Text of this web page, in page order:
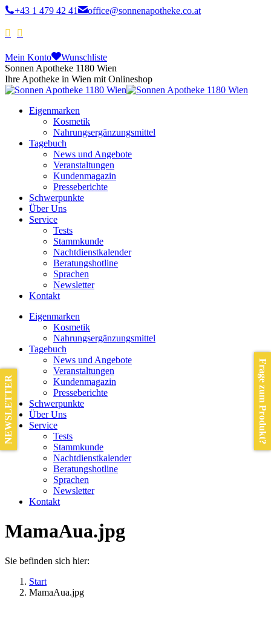
+43 1 479 42 41 office@sonnenapotheke.co.at
Mein Konto
Wunschliste
Sonnen Apotheke 1180 Wien
Ihre Apotheke in Wien mit Onlineshop
Eigenmarken
Kosmetik
Nahrungsergänzungsmittel
Tagebuch
News und Angebote
Veranstaltungen
Kundenmagazin
Presseberichte
Schwerpunkte
Über Uns
Service
Tests
Stammkunde
Nachtdienstkalender
Beratungshotline
Sprachen
Newsletter
Kontakt
Eigenmarken
Kosmetik
Nahrungsergänzungsmittel
Tagebuch
News und Angebote
Veranstaltungen
Kundenmagazin
Presseberichte
Schwerpunkte
Über Uns
Service
Tests
Stammkunde
Nachtdienstkalender
Beratungshotline
Sprachen
Newsletter
Kontakt
MamaAua.jpg
Sie befinden sich hier:
Start
MamaAua.jpg
Frage zum Produkt?
NEWSLETTER